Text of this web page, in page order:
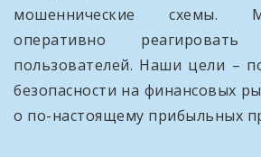
мошеннические схемы.
оперативно
пользователей. Наши цели –
безопасности на финансовых
о по-настоящему прибыльных